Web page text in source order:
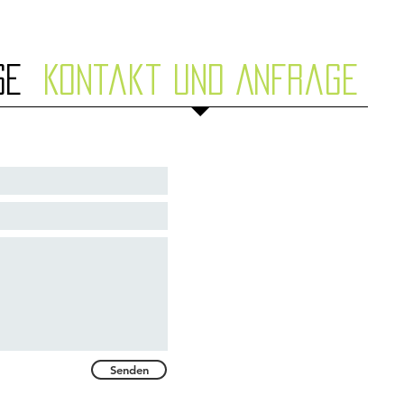
Kontakt und Anfrage
Senden